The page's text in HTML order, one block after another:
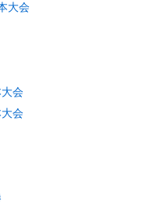
大会
会
会